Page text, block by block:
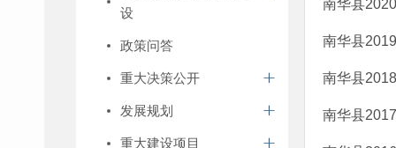
设
政策问答
重大决策公开
发展规划
重大建设项目
南华县
南华县
南华县
南华县